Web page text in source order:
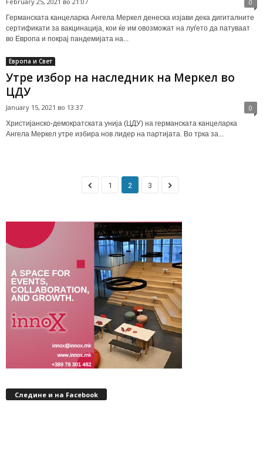
0
Германската канцеларка Ангела Меркел денеска изјави дека дигиталните
сертификати за вакцинација, кои ќе им овозможат на луѓето да патуваат
во Европа и покрај пандемијата на...
Европа и Свет
Утре избор на наследник на Меркел во
ЦДУ
January 15, 2021 во 13:37 0
Христијанско-демократската унија (ЦДУ) на германската канцеларка
Ангела Меркел утре избира нов лидер на партијата. Во трка за...
1 2 3
Следине и на Facebook